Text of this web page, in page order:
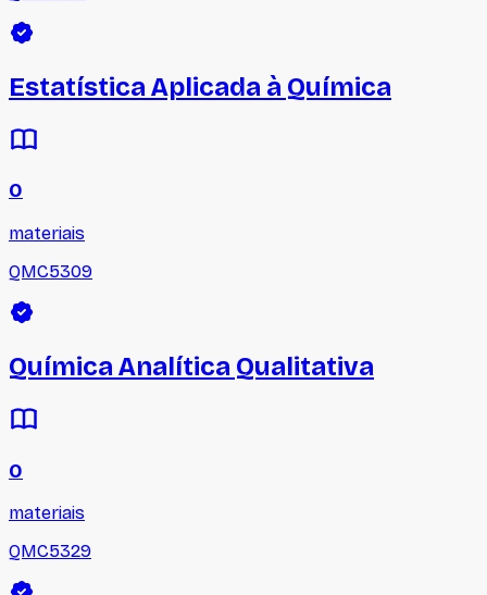
Estatística Aplicada à Química
0
materiais
QMC5309
Química Analítica Qualitativa
0
materiais
QMC5329